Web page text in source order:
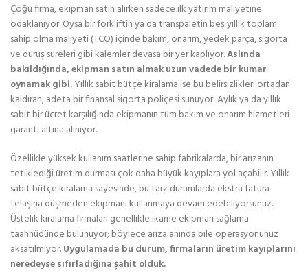
Çoğu firma, ekipman satın alırken sadece ilk yatırım maliyetine
odaklanıyor. Oysa bir forkliftin ya da transpaletin beş yıllık toplam
sahip olma maliyeti (TCO) içinde bakım, onarım, yedek parça, sigorta
ve duruş süreleri gibi kalemler devasa bir yer kaplıyor.Aslında
bakıldığında, ekipman satın almak uzun vadede bir kumar
oynamak gibi.Yıllık sabit bütçe kiralama ise bu belirsizlikleri ortadan
kaldıran, adeta bir finansal sigorta poliçesi sunuyor: Aylık ya da yıllık
sabit bir ücret karşılığında ekipmanın tüm bakım ve onarım hizmetleri
garanti altına alınıyor.
Özellikle yüksek kullanım saatlerine sahip fabrikalarda, bir arızanın
tetiklediği üretim durması çok daha büyük kayıplara yol açabilir. Yıllık
sabit bütçe kiralama sayesinde, bu tarz durumlarda ekstra fatura
telaşına düşmeden ekipmanı kullanmaya devam edebiliyorsunuz.
Üstelik kiralama firmaları genellikle ikame ekipman sağlama
taahhüdünde bulunuyor; böylece arıza anında bile operasyonunuz
aksatılmıyor.Uygulamada bu durum, firmaların üretim kayıplarını
neredeyse sıfırladığına şahit olduk.